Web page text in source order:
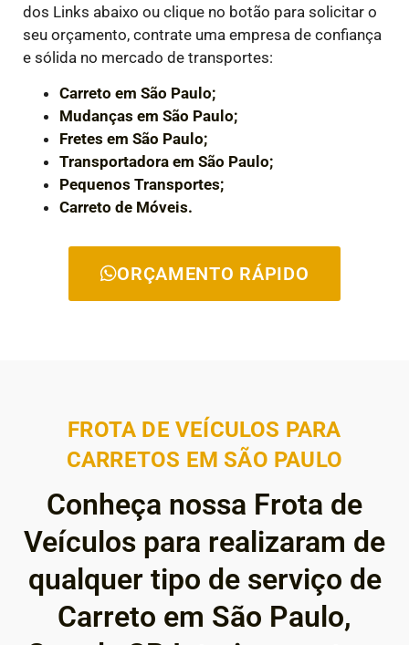
dos Links abaixo ou clique no botão para solicitar o
seu orçamento, contrate uma empresa de confiança
e sólida no mercado de transportes:
Carreto em São Paulo;
Mudanças em São Paulo;
Fretes em São Paulo;
Transportadora em São Paulo;
Pequenos Transportes;
Carreto de Móveis.
ORÇAMENTO RÁPIDO
FROTA DE VEÍCULOS PARA
CARRETOS EM SÃO PAULO
Conheça nossa Frota de
Veículos para realizaram de
qualquer tipo de serviço de
Carreto em São Paulo,